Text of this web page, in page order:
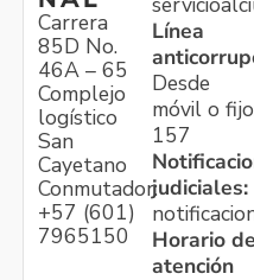
Carrera
85D No.
46A – 65
Complejo
logístico
San
Cayetano
Conmutador:
+57 (601)
7965150
Línea
Desde
móvil o
157
judiciales:
Horario de
atención